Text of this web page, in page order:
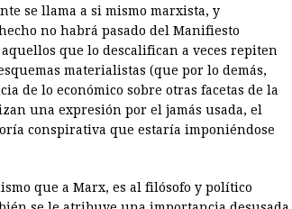
se llama a si mismo marxista, y
no habrá pasado del Manifiesto
que lo descalifican a veces repiten
materialistas (que por lo demás,
de lo económico sobre otras facetas de la
una expresión por el jamás usada, el
conspirativa que estaría imponiéndose
que a Marx, es al filósofo y político